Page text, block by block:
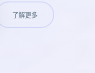
了解更多